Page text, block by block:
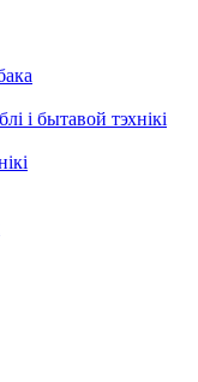
і бытавой тэхнікі